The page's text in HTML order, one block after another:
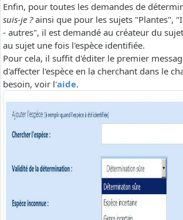
Enfin, pour toutes les demandes de
suis-je ?ainsi que pour les sujets "Plantes",
- autres", il est demandé au créateur du
au sujet une fois l'espèce identifiée.
Pour cela, il suffit d'éditer le premier
d'affecter l'espèce en la cherchant dans le
besoin, voir l'aide.